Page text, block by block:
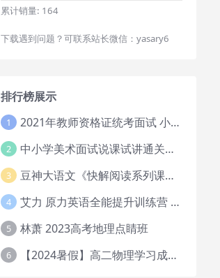
累计销量: 164
下载遇到问题？可联系站长微信：yasary6
排行榜展示
1 2021年教师资格证统考面试 小学教资资料试讲+答辩
2 中小学美术面试说课试讲通关班14讲（辅助资料第一套）
3 豆神大语文《快解阅读系列课教程完整》
4 艾力 原力英语全能提升训练营 151G网课大合集
5 林萧 2023高考地理点睛班
6 【2024暑假】高二物理学习成长与规划系统1期